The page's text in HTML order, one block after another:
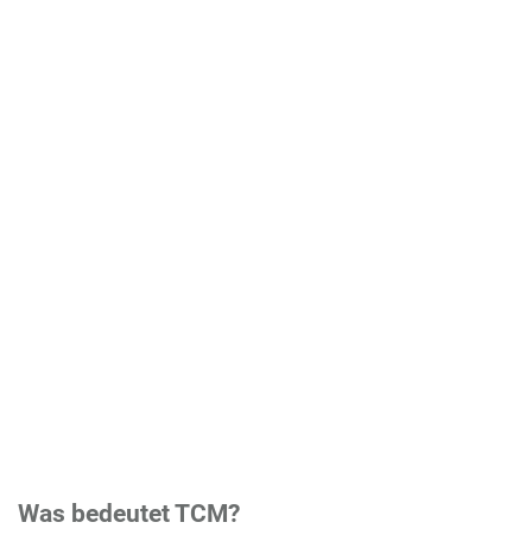
Was bedeutet TCM?